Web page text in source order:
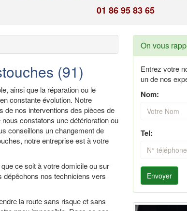
01 86 95 83 65
(91)
ainsi que la réparation ou le
constante évolution. Notre
de nos interventions des pièces de
constatons une détérioration ou
conseillons un changement de
notre entreprise est à votre
ce soit à votre domicile ou sur
nos techniciens vers
la route sans risque et sans
On vous
Entrez votre
un de nos
Nom:
Tel:
Envoyer